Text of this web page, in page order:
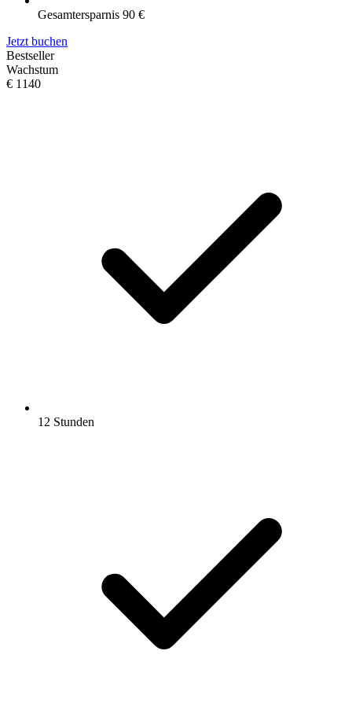
Gesamtersparnis 90 €
Jetzt buchen
Bestseller
Wachstum
€ 1140
12 Stunden